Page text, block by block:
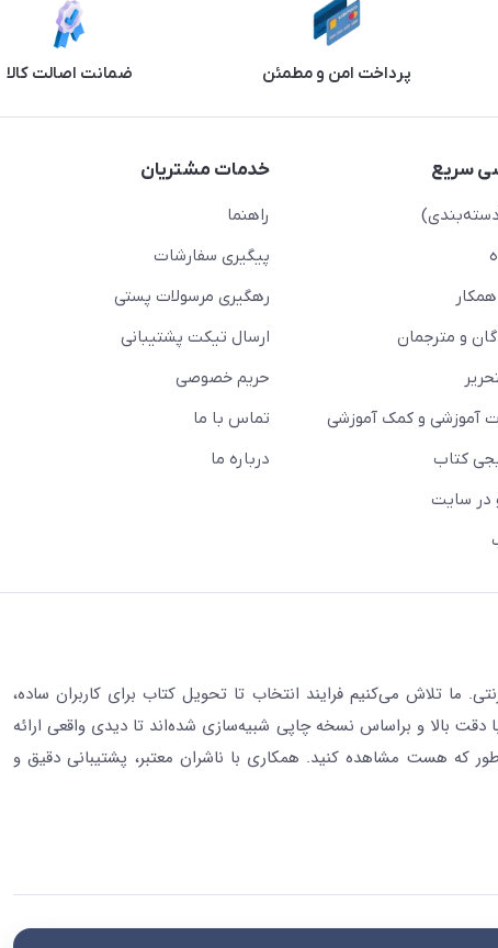
پرداخت امن و مطمئن ضمانت اصالت کالا
سریع
و مترجمان
آموزشی و کمک آموزشی
کتاب
در سایت
خدمات مشتریان
راهنما
پیگیری سفارشات
رهگیری مرسولات پستی
ارسال تیکت پشتیبانی
حریم خصوصی
تماس با ما
درباره ما
تلاش می‌کنیم فرایند انتخاب تا تحویل کتاب برای کاربران ساده،
دقت بالا و براساس نسخه چاپی شبیه‌سازی شده‌اند تا دیدی واقعی ارائه
که هست مشاهده کنید. همکاری با ناشران معتبر، پشتیبانی دقیق و